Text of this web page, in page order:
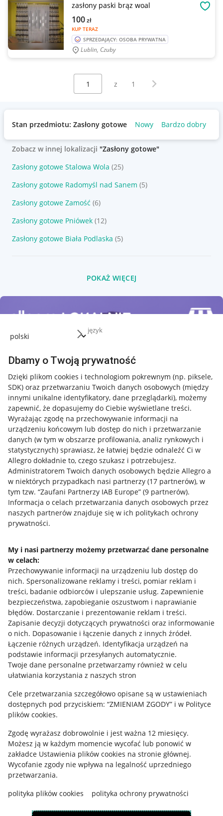
język
Dbamy o Twoją prywatność
Dzięki plikom cookies i technologiom pokrewnym (np. piksele,
SDK) oraz przetwarzaniu Twoich danych osobowych (między
innymi unikalne identyfikatory, dane przeglądarki), możemy
zapewnić, że dopasujemy do Ciebie wyświetlane treści.
Wyrażając zgodę na przechowywanie informacji na
urządzeniu końcowym lub dostęp do nich i przetwarzanie
danych (w tym w obszarze profilowania, analiz rynkowych i
statystycznych) sprawiasz, że łatwiej będzie odnaleźć Ci w
Allegro dokładnie to, czego szukasz i potrzebujesz.
Administratorem Twoich danych osobowych będzie Allegro a
w niektórych przypadkach nasi partnerzy (17 partnerów), w
tym tzw. “Zaufani Partnerzy IAB Europe” (9 partnerów).
Informacja o celach przetwarzania danych osobowych przez
naszych partnerów znajduje się w ich politykach ochrony
prywatności.
My i nasi partnerzy możemy przetwarzać dane personalne
w celach:
Przechowywanie informacji na urządzeniu lub dostęp do
nich. Spersonalizowane reklamy i treści, pomiar reklam i
treści, badanie odbiorców i ulepszanie usług. Zapewnienie
bezpieczeństwa, zapobieganie oszustwom i naprawianie
błędów. Dostarczanie i prezentowanie reklam i treści.
Zapisanie decyzji dotyczących prywatności oraz informowanie
o nich. Dopasowanie i łączenie danych z innych źródeł.
Łączenie różnych urządzeń. Identyfikacja urządzeń na
podstawie informacji przesyłanych automatycznie.
Twoje dane personalne przetwarzamy również w celu
ułatwiania korzystania z naszych stron
Cele przetwarzania szczegółowo opisane są w ustawieniach
dostępnych pod przyciskiem: “ZMIENIAM ZGODY” i w Polityce
plików cookies.
Zgodę wyrażasz dobrowolnie i jest ważna 12 miesięcy.
Możesz ją w każdym momencie wycofać lub ponowić w
zakładce Ustawienia plików cookies na stronie głównej.
Wycofanie zgody nie wpływa na legalność uprzedniego
przetwarzania.
polityka plików cookies
polityka ochrony prywatności
zasłony paski brąz woal
KUP TERAZ
100zł
SPRZEDAJĄCY: OSOBA PRYWATNA
Lublin, Czuby
Wybierz stronę:
z 1 Następna strona
Stan przedmiotu: Zasłony gotowe Nowy Bardzo dobry
Zobacz w innej lokalizacji "Zasłony gotowe"
Zasłony gotowe Stalowa Wola (25)
Zasłony gotowe Radomyśl nad Sanem (5)
Zasłony gotowe Zamość (6)
Zasłony gotowe Pniówek (12)
Zasłony gotowe Biała Podlaska (5)
POKAŻ WIĘCEJ
Przydatne informacje
Jak to działa
Allegro Gadane dla sprzedających
Allegro Gadane dla kupujących
Mapa miejscowości
Informacje prawne
Regulamin
Polityka plików "cookies"
Ustawienia plików "cookies"
Udostępnianie lokalizacji
Informacje dla Aktu o Usługach Cyfrowych
Pobierz aplikację